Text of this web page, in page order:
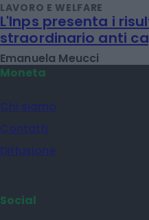
LAVORO E WELFARE
L'Inps presenta i
straordinario anti
Emanuela Meucci
Moneta
Chi siamo
Contatti
Diffusione
Social